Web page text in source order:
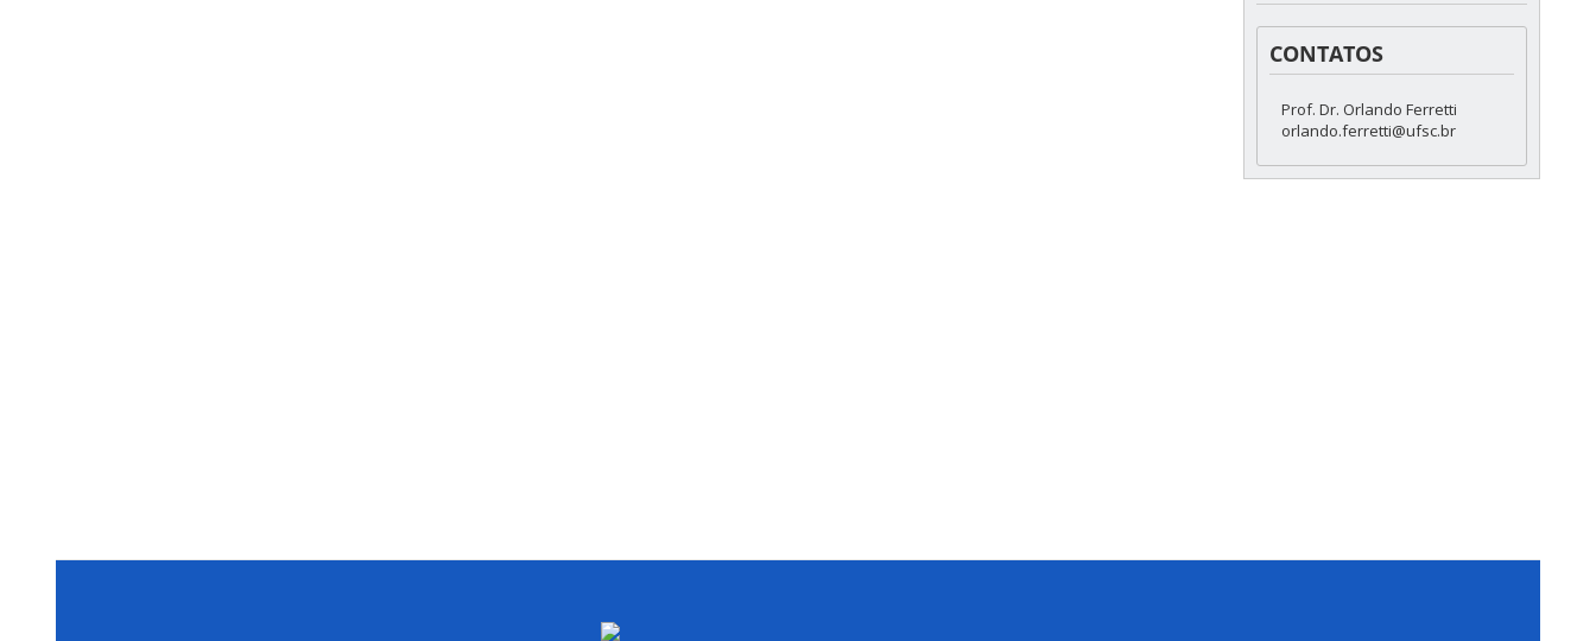
CONTATOS
Prof. Dr. Orlando Ferretti
orlando.ferretti@ufsc.br